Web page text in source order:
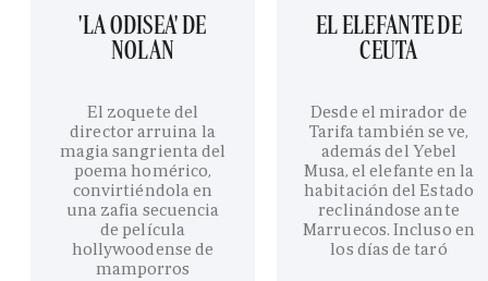
'LA ODISEA' DE
NOLAN
El zoquete del
director arruina la
magia sangrienta del
poema homérico,
convirtiéndola en
una zafia secuencia
de película
hollywoodense de
mamporros
EL ELEFANTE DE
CEUTA
Desde el mirador de
Tarifa también se ve,
además del Yebel
Musa, el elefante en la
habitación del Estado
reclinándose ante
Marruecos. Incluso en
los días de taró